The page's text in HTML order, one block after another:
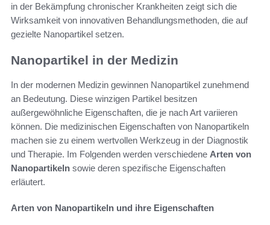
in der Bekämpfung chronischer Krankheiten zeigt sich die
Wirksamkeit von innovativen Behandlungsmethoden, die auf
gezielte Nanopartikel setzen.
Nanopartikel in der Medizin
In der modernen Medizin gewinnen Nanopartikel zunehmend
an Bedeutung. Diese winzigen Partikel besitzen
außergewöhnliche Eigenschaften, die je nach Art variieren
können. Die medizinischen Eigenschaften von Nanopartikeln
machen sie zu einem wertvollen Werkzeug in der Diagnostik
und Therapie. Im Folgenden werden verschiedene Arten von
Nanopartikeln sowie deren spezifische Eigenschaften
erläutert.
Arten von Nanopartikeln und ihre Eigenschaften